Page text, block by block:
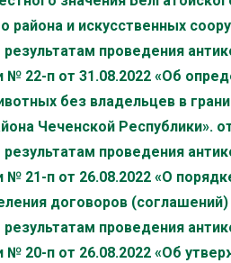
района и искусственных
проведения
№ 22-п от 31.08.2022 «Об
без владельцев в
Чеченской Республики».
проведения
№ 21-п от 26.08.2022 «О
договоров
проведения
№ 20-п от 26.08.2022 «Об